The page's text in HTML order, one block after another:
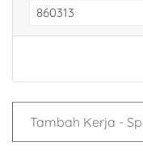
Tambah Kerja -